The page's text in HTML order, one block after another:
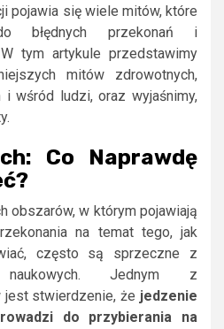
pojawia się wiele mitów, które
błędnych przekonań i
tym artykule przedstawimy
mitów zdrowotnych,
wśród ludzi, oraz wyjaśnimy,
Co Naprawdę
obszarów, w którym pojawiają
na temat tego, jak
często są sprzeczne z
Jednym z
jest stwierdzenie, że jedzenie
do przybierania na